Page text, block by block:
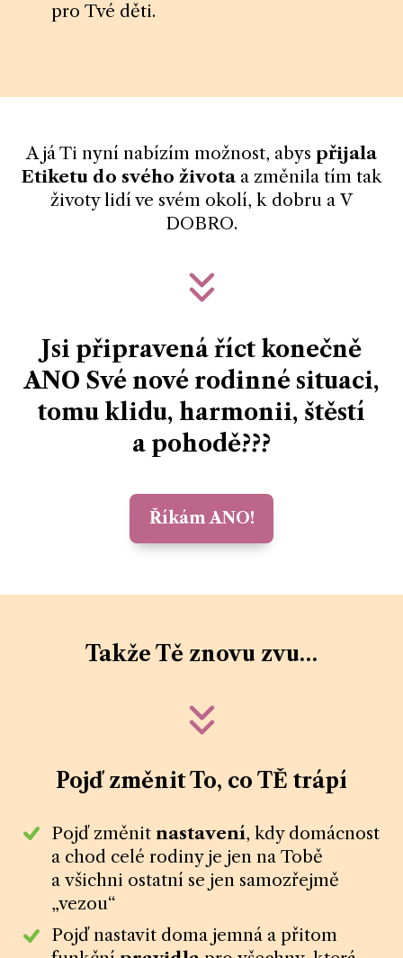
pro Tvé děti.
A já Ti nyní nabízím možnost, abys přijala
Etiketu do svého životaa změnila tím tak
životy lidí ve svém okolí, k dobru a V
DOBRO.
Jsi připravená říct konečně
ANO Své nové rodinné situaci,
tomu klidu, harmonii, štěstí
a pohodě???
Říkám ANO!
Takže Tě znovu zvu…
Pojď změnit To, co TĚ trápí
Pojď změnit nastavení, kdy domácnost
a chod celé rodiny je jen na Tobě
a všichni ostatní se jen samozřejmě
„vezou“
Pojď nastavit doma jemná a přitom